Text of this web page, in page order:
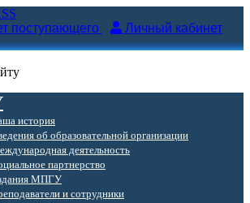
поступающего
Личный кабинет
история
об образовательной организации
деятельность
партнерство
МПГУ
и сотрудники